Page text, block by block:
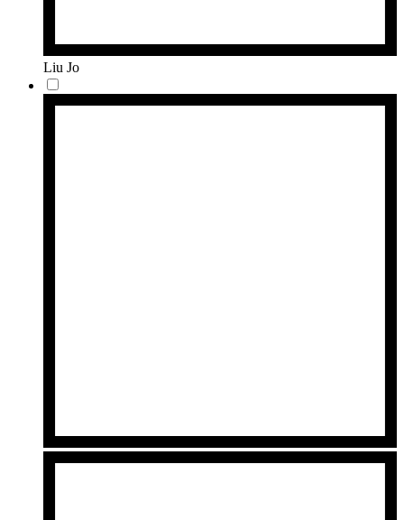
Liu Jo